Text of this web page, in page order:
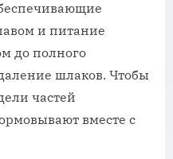
и питание
до полного
шлаков. Чтобы
частей
вместе с